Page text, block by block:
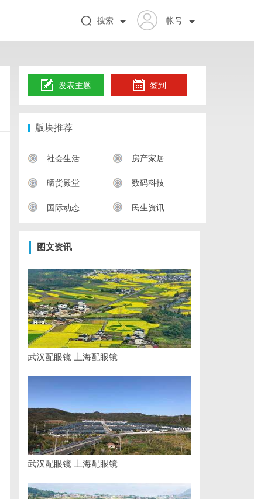
帐号
搜索
发表主题 签到
版块推荐
社会生活 房产家居
晒货殿堂 数码科技
国际动态 民生资讯
图文资讯
武汉配眼镜 上海配眼镜
武汉配眼镜 上海配眼镜